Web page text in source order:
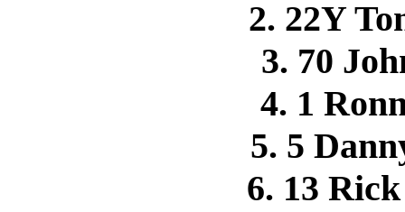
2. 22Y
3. 70
4. 1
5. 5
6. 13